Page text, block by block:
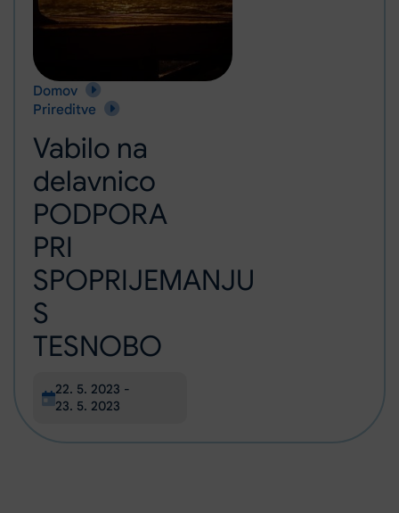
Domov
Prireditve
Vabilo na delavnico PODPORA PRI SPOPRIJEMANJU S
Vabilo na
delavnico
PODPORA
PRI
SPOPRIJEMANJU
S
TESNOBO
Datum začetka:
22. 5. 2023 -
Datum zaključka:
23. 5. 2023